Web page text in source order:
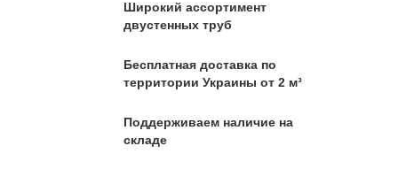
Широкий ассортимент
двустенных труб
Бесплатная доставка по
территории Украины от 2 м³
Поддерживаем наличие на
складе